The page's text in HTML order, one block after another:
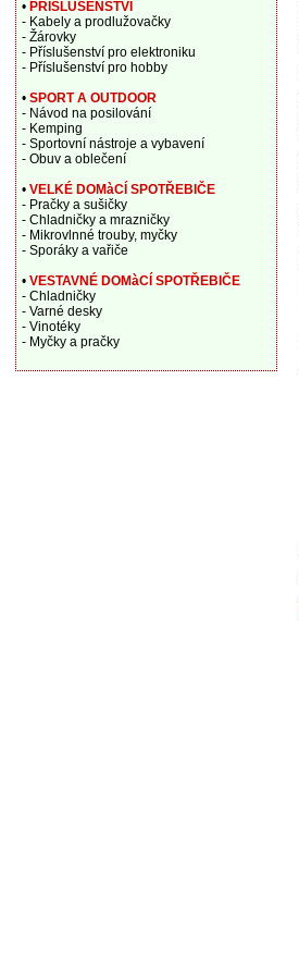
• PŘÍSLUŠENSTVÍ
- Kabely a prodlužovačky
- Žárovky
- Příslušenství pro elektroniku
- Příslušenství pro hobby
• SPORT A OUTDOOR
- Návod na posilování
- Kemping
- Sportovní nástroje a vybavení
- Obuv a oblečení
• VELKÉ DOMàCÍ SPOTŘEBIČE
- Pračky a sušičky
- Chladničky a mrazničky
- Mikrovlnné trouby, myčky
- Sporáky a vařiče
• VESTAVNÉ DOMàCÍ SPOTŘEBIČE
- Chladničky
- Varné desky
- Vinotéky
- Myčky a pračky